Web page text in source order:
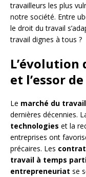
travailleurs les plus
notre société. Entre
le droit du travail
travail dignes à tous ?
L’évolution
et l’essor
Le marché du travail
dernières décennies.
technologies et la
entreprises ont
précaires. Les
travail à temps
entrepreneuriat se